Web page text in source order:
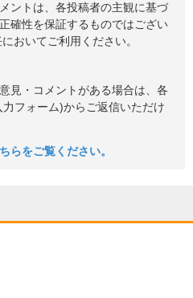
ントは、各投稿者の主観に基づ
確性を保証するものではござい
おいてご利用ください。
見・コメントがある場合は、各
フォーム)からご返信いただけ
らをご覧ください。